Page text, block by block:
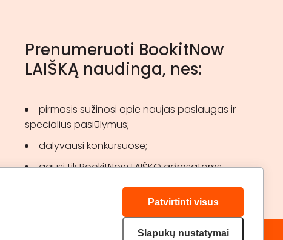
Patvirtinti visus
Slapukų nustatymai
Prenumeruoti BookitNow
LAIŠKĄ naudinga, nes:
pirmasis sužinosi apie naujas paslaugas ir
specialius pasiūlymus;
dalyvausi konkursuose;
gausi tik BookitNow LAIŠKO adresatams